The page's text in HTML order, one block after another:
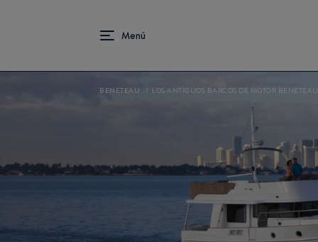
BENETEAU LOS ANTIGUOS BARCOS DE MOTOR BENETEAU